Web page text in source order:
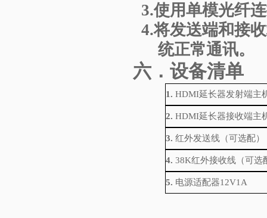
3.使用单模光纤
4.将发送端和接
统正常通讯。
六．设备清单
1. HDMI延长器发射端主
2. HDMI延长器接收端主
3. 红外发送线（可选配）
4. 38K红外接收线（可选
5. 电源适配器12V1A